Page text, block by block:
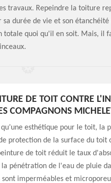
travaux. Repeindre la toiture
durée de vie et son
quoi qu'il en soit. Mais, il
DE TOIT CONTRE
COMPAGNONS
qu’une esthétique pour le toit, la
protection de la surface du toit
de toit réduit le taux
pénétration de l'eau de pluie
sont imperméables et